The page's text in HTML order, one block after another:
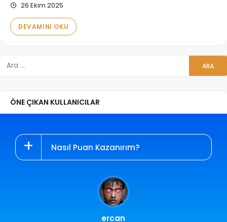
26 Ekim 2025
DEVAMINI OKU
ÖNE ÇIKAN KULLANICILAR
Nasıl Puan Kazanırım?
ercan